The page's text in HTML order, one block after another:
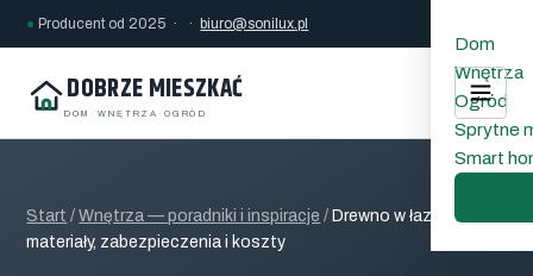
● Producent od 2025 · ·biuro@sonilux.pl
DOBRZE MIESZKAĆ
DOM · WNĘTRZA · OGRÓD
Dom
Wnętrza
Ogród
Sprytne
Smart
Start /Wnętrza — poradniki i inspiracje / Drewno w łazience:
materiały, zabezpieczenia i koszty